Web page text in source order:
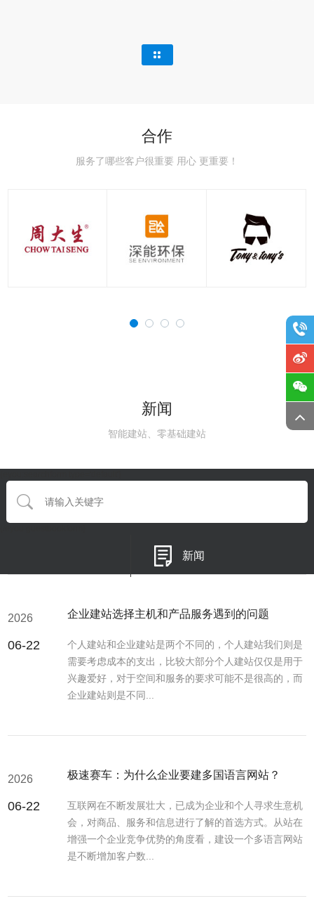
合作
服务了哪些客户很重要 用心 更重要！
新闻
智能建站、零基础建站
新闻
2026
06-22
企业建站选择主机和产品服务遇到的问题
个人建站和企业建站是两个不同的，个人建站我们则是
需要考虑成本的支出，比较大部分个人建站仅仅是用于
兴趣爱好，对于空间和服务的要求可能不是很高的，而
企业建站则是不同...
2026
06-22
极速赛车：为什么企业要建多国语言网站？
互联网在不断发展壮大，已成为企业和个人寻求生意机
会，对商品、服务和信息进行了解的首选方式。从站在
增强一个企业竞争优势的角度看，建设一个多语言网站
是不断增加客户数...